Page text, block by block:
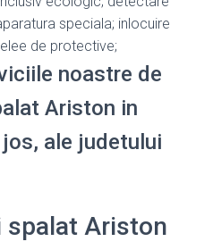
speciala; inlocuire
de protective;
noastre de
Ariston in
ale judetului
spalat Ariston